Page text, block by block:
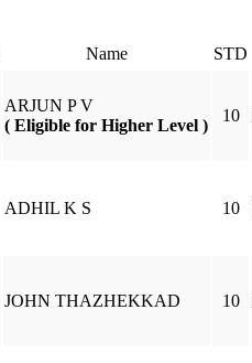
Name STD
ARJUN P V
( Eligible for Higher Level )
10
ADHIL K S 10
JOHN THAZHEKKAD 10